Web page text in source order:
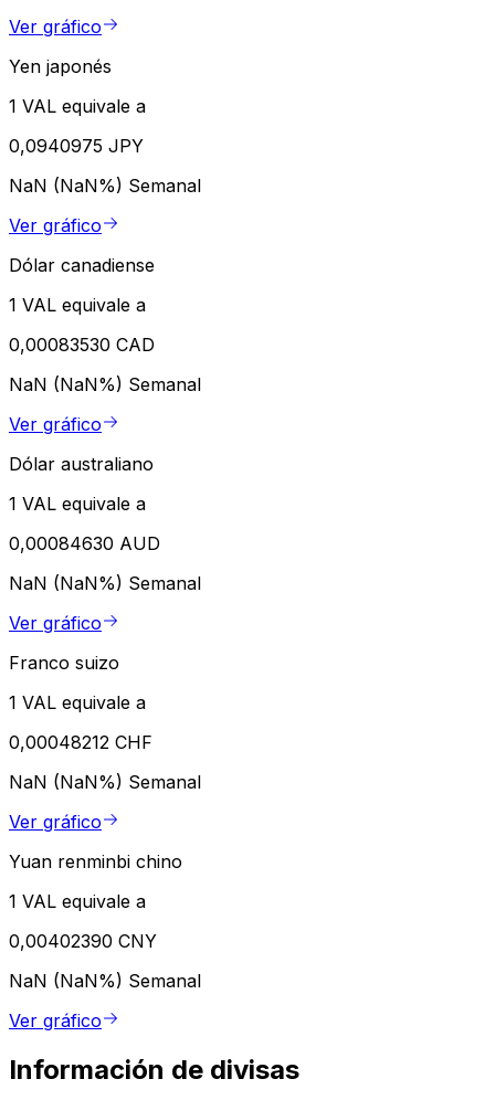
Ver gráfico
Yen japonés
1 VAL equivale a
0,0940975 JPY
NaN (NaN%) Semanal
Ver gráfico
Dólar canadiense
1 VAL equivale a
0,00083530 CAD
NaN (NaN%) Semanal
Ver gráfico
Dólar australiano
1 VAL equivale a
0,00084630 AUD
NaN (NaN%) Semanal
Ver gráfico
Franco suizo
1 VAL equivale a
0,00048212 CHF
NaN (NaN%) Semanal
Ver gráfico
Yuan renminbi chino
1 VAL equivale a
0,00402390 CNY
NaN (NaN%) Semanal
Ver gráfico
Información de divisas